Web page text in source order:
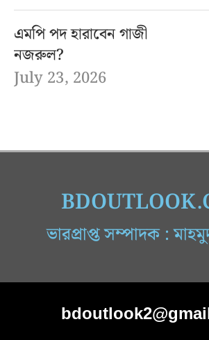
এমপি পদ হারাবেন গাজী
নজরুল?
July 23, 2026
ভারপ্রাপ্ত সম্পাদক :